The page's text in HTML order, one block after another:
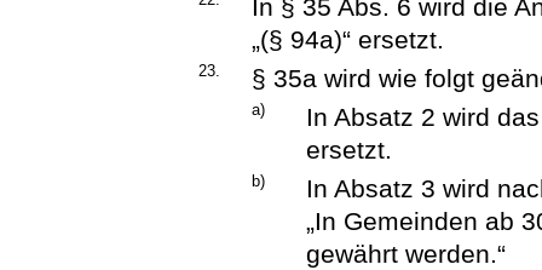
In § 35 Abs. 6 wird die
„(§ 94a)“ ersetzt.
23. § 35a wird wie folgt
a)
In Absatz 2 wird
ersetzt.
b)
In Absatz 3 wird
„In Gemeinden ab
gewährt werden.“